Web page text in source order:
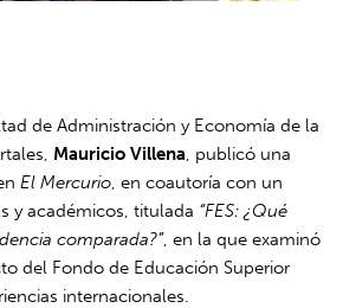
de Administración y Economía de la
Mauricio Villena , publicó una
El Mercurio , en coautoría con un
y académicos, titulada “FES: ¿Qué
comparada?”, en la que examinó
del Fondo de Educación Superior
internacionales.